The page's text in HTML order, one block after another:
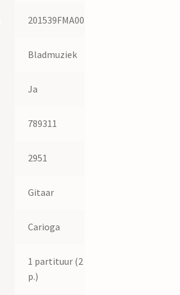
201539FMA003
Bladmuziek
Ja
789311
2951
Gitaar
Carioga
1 partituur (2
p.)